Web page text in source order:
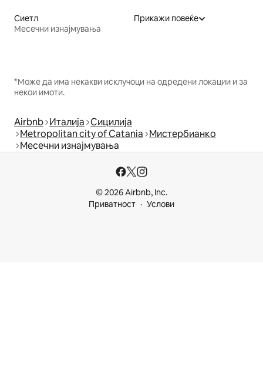
Сиетл
Месечни изнајмувања
Прикажи повеќе
*Може да има некакви исклучоци на одредени локации и за
некои имоти.
Airbnb Италија Сицилија
Metropolitan city of Catania Мистербианко
Месечни изнајмувања
© 2026 Airbnb, Inc.
Приватност
Услови